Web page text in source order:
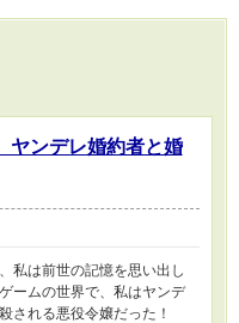
ヤンデレ婚約者と婚
私は前世の記憶を思い出し
ームの世界で、私はヤンデ
される悪役令嬢だった！